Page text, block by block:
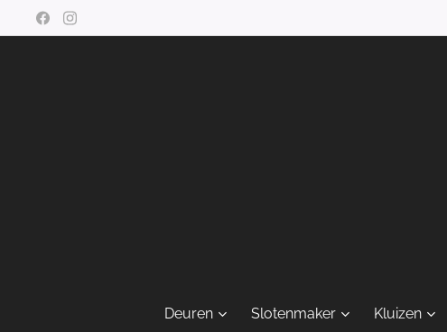
Deuren Slotenmaker Kluizen